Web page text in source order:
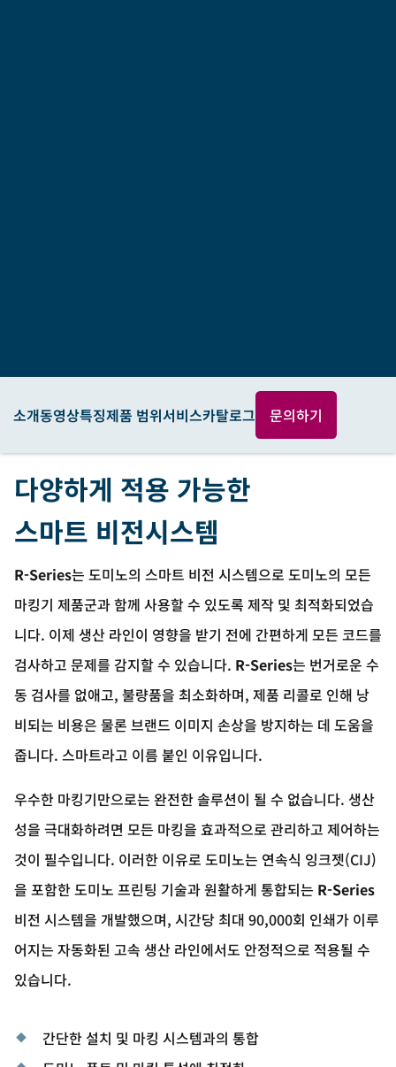
소개동영상특징제품 범위서비스카탈로그 문의하기
다양하게 적용 가능한
스마트 비전시스템
R-Series는 도미노의 스마트 비전 시스템으로 도미노의 모든
마킹기 제품군과 함께 사용할 수 있도록 제작 및 최적화되었습
니다. 이제 생산 라인이 영향을 받기 전에 간편하게 모든 코드를
검사하고 문제를 감지할 수 있습니다. R-Series는 번거로운 수
동 검사를 없애고, 불량품을 최소화하며, 제품 리콜로 인해 낭
비되는 비용은 물론 브랜드 이미지 손상을 방지하는 데 도움을
줍니다. 스마트라고 이름 붙인 이유입니다.
우수한 마킹기만으로는 완전한 솔루션이 될 수 없습니다. 생산
성을 극대화하려면 모든 마킹을 효과적으로 관리하고 제어하는
것이 필수입니다. 이러한 이유로 도미노는 연속식 잉크젯(CIJ)
을 포함한 도미노 프린팅 기술과 원활하게 통합되는 R-Series
비전 시스템을 개발했으며, 시간당 최대 90,000회 인쇄가 이루
어지는 자동화된 고속 생산 라인에서도 안정적으로 적용될 수
있습니다.
간단한 설치 및 마킹 시스템과의 통합